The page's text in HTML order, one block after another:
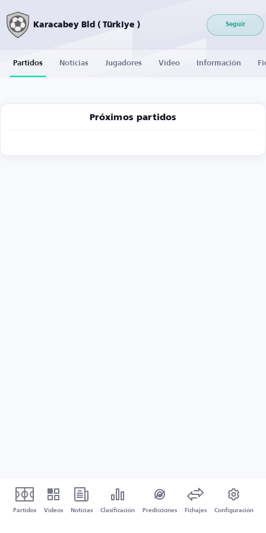
Karacabey Bld ( Türkiye ) Seguir
Partidos Noticias Jugadores Vídeo Información
Próximos partidos
Partidos Vídeos Noticias Clasificación Predicciones Fichajes Configuración